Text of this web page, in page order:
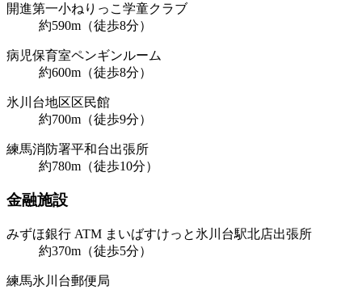
開進第一小ねりっこ学童クラブ
約590m（徒歩8分）
病児保育室ペンギンルーム
約600m（徒歩8分）
氷川台地区区民館
約700m（徒歩9分）
練馬消防署平和台出張所
約780m（徒歩10分）
金融施設
みずほ銀行 ATM まいばすけっと氷川台駅北店出張所
約370m（徒歩5分）
練馬氷川台郵便局